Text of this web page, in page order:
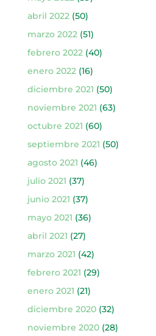
abril 2022(50)
marzo 2022(51)
febrero 2022(40)
enero 2022(16)
diciembre 2021 (50)
noviembre 2021 (63)
octubre 2021 (60)
septiembre 2021 (50)
agosto 2021 (46)
julio 2021 (37)
junio 2021 (37)
mayo 2021 (36)
abril 2021 (27)
marzo 2021 (42)
febrero 2021 (29)
enero 2021 (21)
diciembre 2020(32)
noviembre 2020(28)